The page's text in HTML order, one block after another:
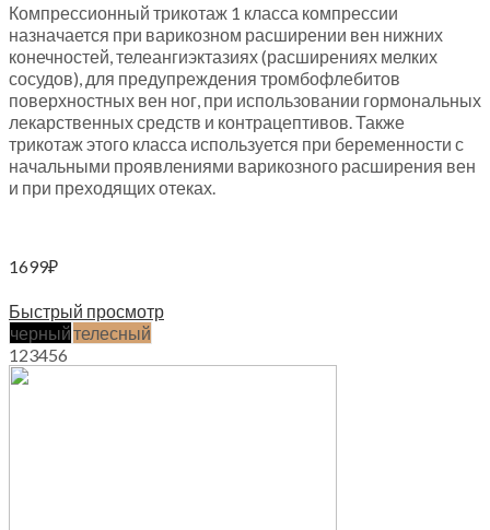
Компрессионный трикотаж 1 класса компрессии
назначается при варикозном расширении вен нижних
конечностей, телеангиэктазиях (расширениях мелких
сосудов), для предупреждения тромбофлебитов
поверхностных вен ног, при использовании гормональных
лекарственных средств и контрацептивов. Также
трикотаж этого класса используется при беременности с
начальными проявлениями варикозного расширения вен
и при преходящих отеках.
1699₽
Быстрый просмотр
черныйтелесный
123456